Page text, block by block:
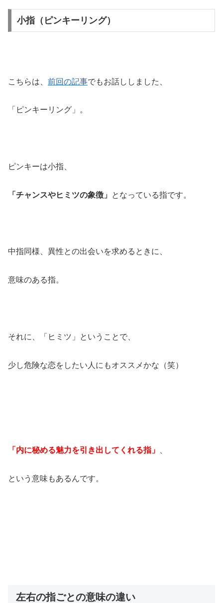
小指（ピンキーリング）
こちらは、 前回の記事でもお話ししました、
「ピンキーリング」。
ピンキーは小指、
「チャンスやヒミツの象徴」 となっている指です。
中指同様、異性との出会いを求めるときに、
意味のある指。
それに、「ヒミツ」ということで、
少し危険な恋をしたい人にもオススメかな（笑）
「内に秘める魅力を引き出してくれる指」
という意味もあるんです。
左右の指ごとの意味の違い